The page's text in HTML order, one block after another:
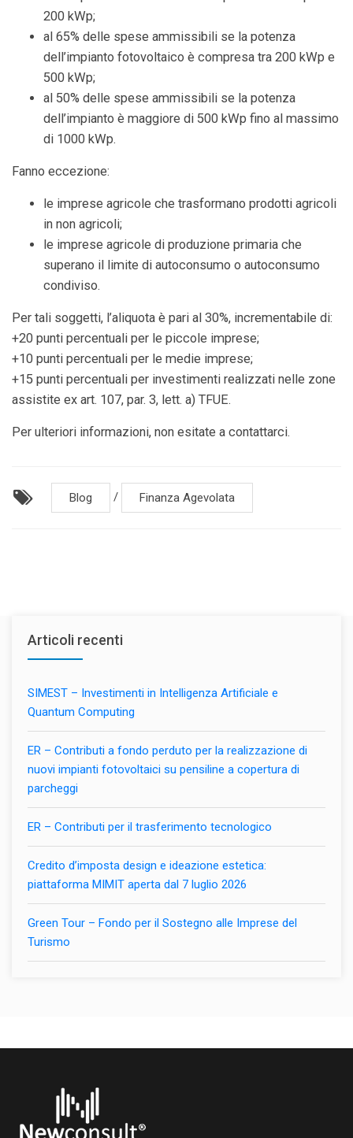
200 kWp;
al 65% delle spese ammissibili se la potenza
dell’impianto fotovoltaico è compresa tra 200 kWp e
500 kWp;
al 50% delle spese ammissibili se la potenza
dell’impianto è maggiore di 500 kWp fino al massimo
di 1000 kWp.
Fanno eccezione:
le imprese agricole che trasformano prodotti agricoli
in non agricoli;
le imprese agricole di produzione primaria che
superano il limite di autoconsumo o autoconsumo
condiviso.
Per tali soggetti, l’aliquota è pari al 30%, incrementabile di:
+20 punti percentuali per le piccole imprese;
+10 punti percentuali per le medie imprese;
+15 punti percentuali per investimenti realizzati nelle zone
assistite ex art. 107, par. 3, lett. a) TFUE.
Per ulteriori informazioni, non esitate a contattarci.
Blog / Finanza Agevolata
Articoli recenti
SIMEST – Investimenti in Intelligenza Artificiale e
Quantum Computing
ER – Contributi a fondo perduto per la realizzazione di
nuovi impianti fotovoltaici su pensiline a copertura di
parcheggi
ER – Contributi per il trasferimento tecnologico
Credito d’imposta design e ideazione estetica:
piattaforma MIMIT aperta dal 7 luglio 2026
Green Tour – Fondo per il Sostegno alle Imprese del
Turismo